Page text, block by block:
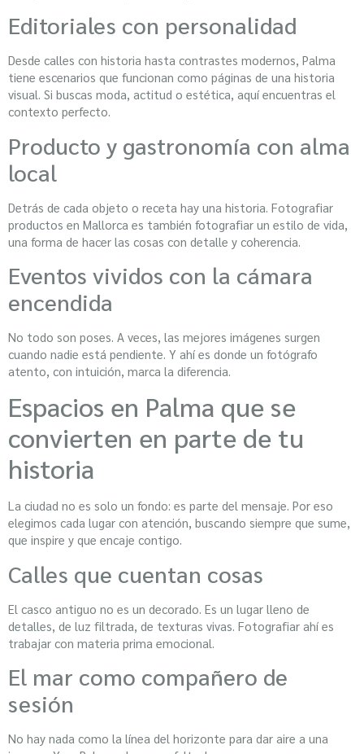
Editoriales con personalidad
Desde calles con historia hasta contrastes modernos, Palma
tiene escenarios que funcionan como páginas de una historia
visual. Si buscas moda, actitud o estética, aquí encuentras el
contexto perfecto.
Producto y gastronomía con alma
local
Detrás de cada objeto o receta hay una historia. Fotografiar
productos en Mallorca es también fotografiar un estilo de vida,
una forma de hacer las cosas con detalle y coherencia.
Eventos vividos con la cámara
encendida
No todo son poses. A veces, las mejores imágenes surgen
cuando nadie está pendiente. Y ahí es donde un fotógrafo
atento, con intuición, marca la diferencia.
Espacios en Palma que se
convierten en parte de tu
historia
La ciudad no es solo un fondo: es parte del mensaje. Por eso
elegimos cada lugar con atención, buscando siempre que sume,
que inspire y que encaje contigo.
Calles que cuentan cosas
El casco antiguo no es un decorado. Es un lugar lleno de
detalles, de luz filtrada, de texturas vivas. Fotografiar ahí es
trabajar con materia prima emocional.
El mar como compañero de
sesión
No hay nada como la línea del horizonte para dar aire a una